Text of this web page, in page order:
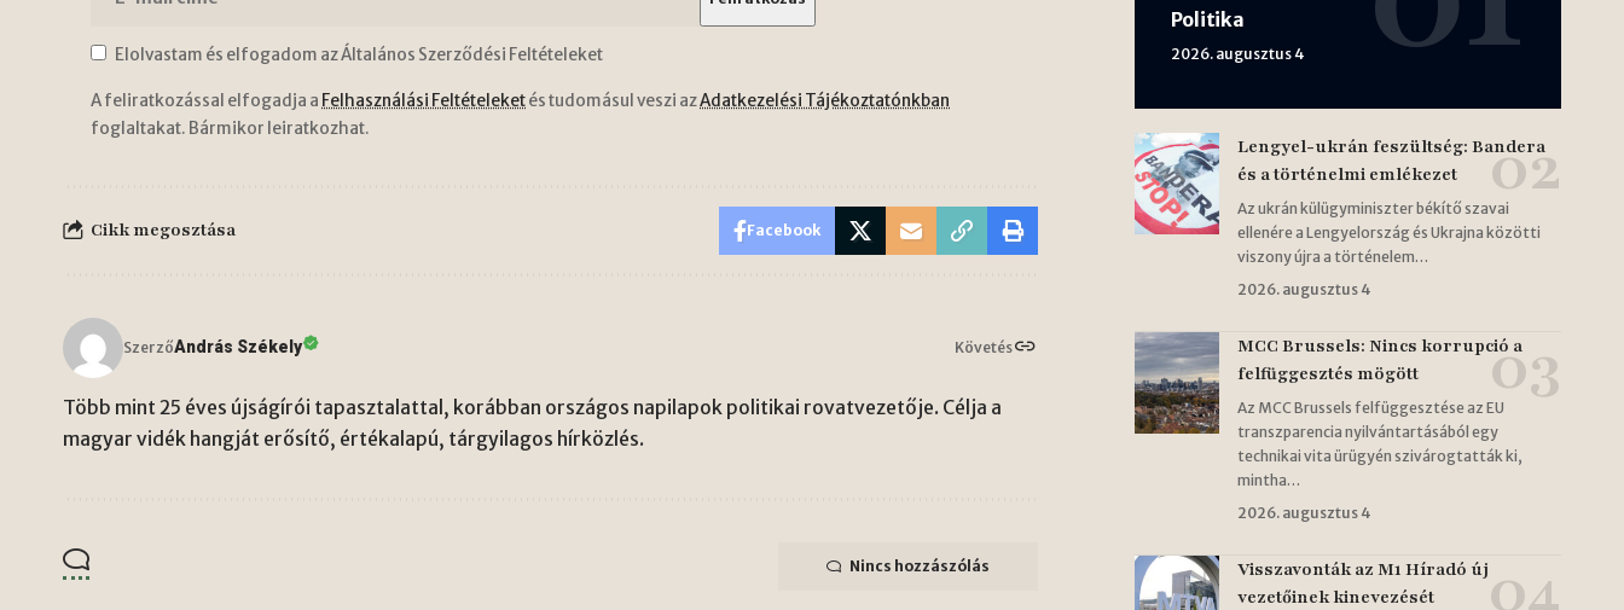
Elolvastam és elfogadom az Általános Szerződési Feltételeket
A feliratkozással elfogadja a Felhasználási Feltételeketés tudomásul veszi azAdatkezelési Tájékoztatónkban
foglaltakat. Bármikor leiratkozhat.
Cikk megosztása Facebook
SzerzőAndrás Székely Követés
Több mint 25 éves újságírói tapasztalattal, korábban országos napilapok politikai rovatvezetője. Célja a
magyar vidék hangját erősítő, értékalapú, tárgyilagos hírközlés.
Nincs hozzászólás
Politika
2026. augusztus 4
Lengyel-ukrán feszültség: Bandera
és a történelmi emlékezet
Az ukrán külügyminiszter békítő szavai
ellenére a Lengyelország és Ukrajna közötti
viszony újra a történelem…
2026. augusztus 4
MCC Brussels: Nincs korrupció a
felfüggesztés mögött
Az MCC Brussels felfüggesztése az EU
transzparencia nyilvántartásából egy
technikai vita ürügyén szivárogtatták ki,
mintha…
2026. augusztus 4
Visszavonták az M1 Híradó új
vezetőinek kinevezését